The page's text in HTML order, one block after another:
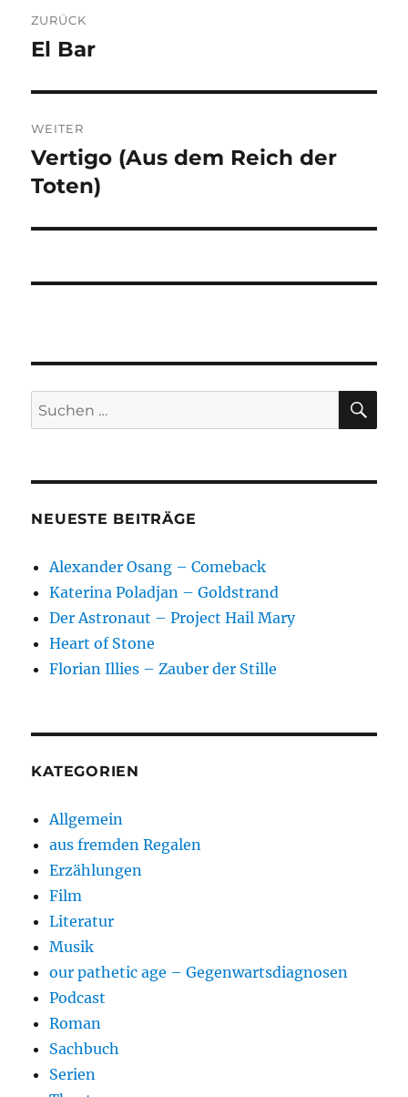
ZURÜCK
Vorheriger
El Bar
WEITER
Nächster
Beitrag:
Vertigo (Aus dem Reich der
Toten)
Suchen
nach:
NEUESTE BEITRÄGE
Alexander Osang – Comeback
Katerina Poladjan – Goldstrand
Der Astronaut – Project Hail Mary
Heart of Stone
Florian Illies – Zauber der Stille
KATEGORIEN
Allgemein
aus fremden Regalen
Erzählungen
Film
Literatur
Musik
our pathetic age – Gegenwartsdiagnosen
Podcast
Roman
Sachbuch
Serien